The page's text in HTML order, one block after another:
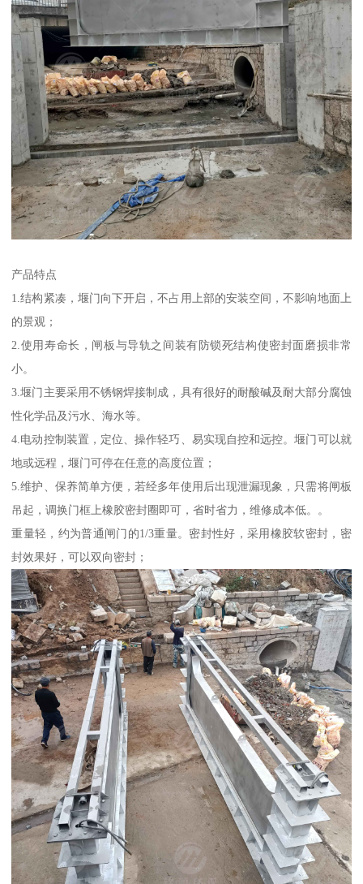
产品特点
1.结构紧凑，堰门向下开启，不占用上部的安装空间，不影响地面上
的景观；
2.使用寿命长，闸板与导轨之间装有防锁死结构使密封面磨损非常
小。
3.堰门主要采用不锈钢焊接制成，具有很好的耐酸碱及耐大部分腐蚀
性化学品及污水、海水等。
4.电动控制装置，定位、操作轻巧、易实现自控和远控。堰门可以就
地或远程，堰门可停在任意的高度位置；
5.维护、保养简单方便，若经多年使用后出现泄漏现象，只需将闸板
吊起，调换门框上橡胶密封圈即可，省时省力，维修成本低。。
重量轻，约为普通闸门的1/3重量。密封性好，采用橡胶软密封，密
封效果好，可以双向密封；